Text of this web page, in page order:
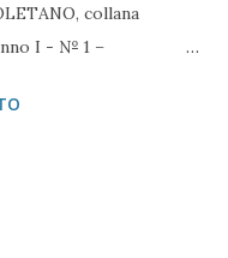
collana
I - № 1 –
del Norton
collana
2020 (ristampa da